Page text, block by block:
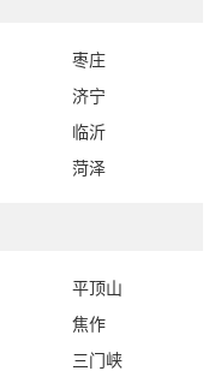
枣庄
济宁
临沂
菏泽
平顶山
焦作
三门峡